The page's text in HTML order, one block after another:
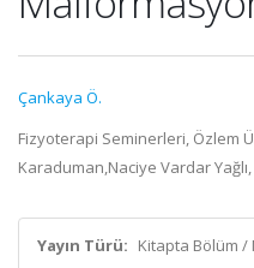
Çankaya Ö.
Fizyoterapi Seminerleri, Özlem
Karaduman,Naciye Vardar
Yayın Türü: Kitapta Bölüm /